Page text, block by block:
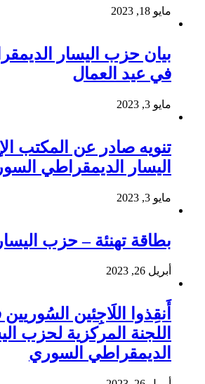
مايو 18, 2023
بيان حزب اليسار
في عيد العمال
مايو 3, 2023
تنويه صادر عن المكتب
اليسار الديمقراطي
مايو 3, 2023
بطاقة تهنئة – حزب
أبريل 26, 2023
أَنقِذوا اللَاجِئين
اللجنة المركزية لحزب
الديمقراطي السوري